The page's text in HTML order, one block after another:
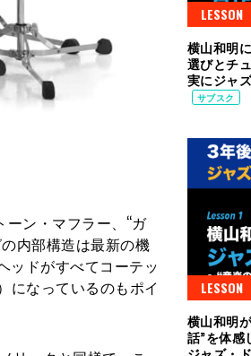
ン・マフラー、“ガ
内部構造は最新の機
ッドがすべてコーテッ
になっているのもポイ
LESSON
横山和明
選びとチ
実にジャ
サブスク
LESSON
横山和明
話”を体感